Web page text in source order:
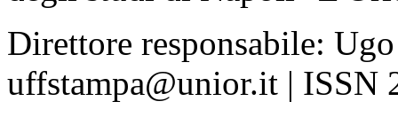
Direttore responsabile:
uffstampa@unior.it | ISSN